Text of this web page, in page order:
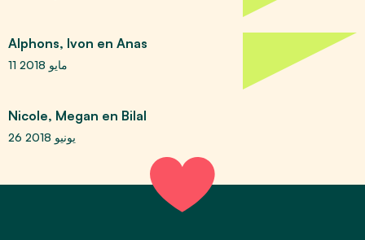
Alphons, Ivon en Anas
11 مايو 2018
Nicole, Megan en Bilal
26 يونيو 2018